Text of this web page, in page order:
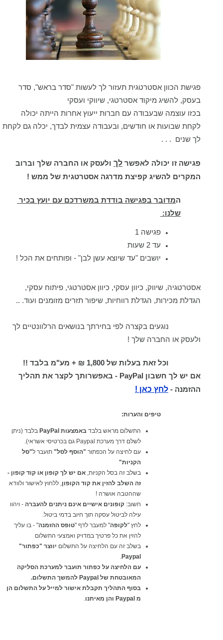
בעסק, להשיג מיקוד אסטרטגי, שיווקי ועסקי
לך שנים  . . .
פגישה זו יכולה לאפשר לך
המקרים להשיג קפיצת מדרגה אסטרטגית של ממש !
ה
שלנו:
פגישה 1
עד 2 שעות
יושבים "עד שיוצא עשן לבן" - ופותחים את הכל !
הגדלת מכירות, הגדלת רווחיות, שיפור תזרים מזומנים ועוד. ..
ולעסק או החברה שלך !
וכל זאת בעלות של 1,800 ₪ + מע"מ בלבד !!
ההזמנה - לחץ כאן !
טיפים והערות:
התשלום מראש בלבד באמצעות PayPal
בלבד (ניתן
לשלם דרך מערכת Paypal גם בכרטיסי אשראי).
עם לחיצה על הכפתור "הוסף לסל" תועבר ל"סל
הקניות"
בשלב זה בסל הקניות, אם יש לך קופון או קוד קופון -
זה השלב להזין את קוד הקופון, ללחוץ לאישור ולוודא
שההטבה אושרה !
חשוב: קופונים אישיים אינם ניתנים להעברה - ויהוו
עילה לביטול עסקה תוך חיוב בדמי ביטול.
לחץ "לקופה" למעבר לדף "טופס ההזמנה" - בו עליך
להזין את כל פרטיך במדויק ואמצעי התשלום
בשלב זה עם הלחיצה על התשלום יווצר "כפתור"
Paypal
.
עם הלחיצה על כפתור תועבר למערכת הסליקה
המאובטחת של Paypal להמשך התשלום.
בסוף התהליך תקבלת אישור למייל על התשלום הן
מ Paypal והן מאיתנו
.